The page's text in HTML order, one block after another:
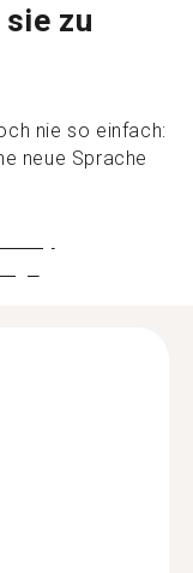
zu
nie so einfach:
neue Sprache